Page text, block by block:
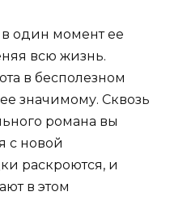
один момент ее
всю жизнь.
в бесполезном
значимому. Сквозь
романа вы
с новой
раскроются, и
в этом